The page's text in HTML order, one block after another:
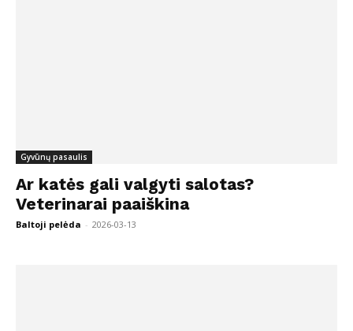
Gyvūnų pasaulis
Ar katės gali valgyti salotas?
Veterinarai paaiškina
Baltoji pelėda - 2026-03-13